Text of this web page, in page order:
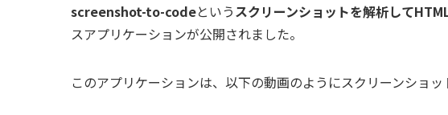
screenshot-to-codeというスクリーンショットを解析して
スアプリケーションが公開されました。
このアプリケーションは、以下の動画のようにスクリーンショッ